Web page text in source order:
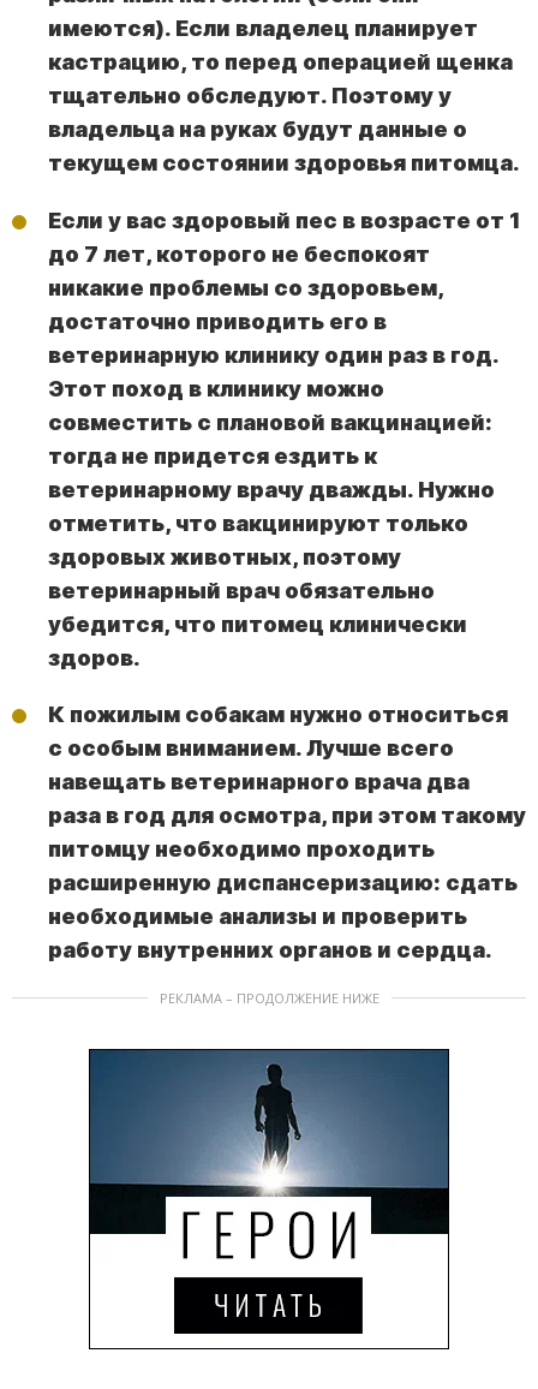
имеются). Если владелец планирует
кастрацию, то перед операцией щенка
тщательно обследуют. Поэтому у
владельца на руках будут данные о
текущем состоянии здоровья питомца.
Если у вас здоровый пес в возрасте от 1
до 7 лет, которого не беспокоят
никакие проблемы со здоровьем,
достаточно приводить его в
ветеринарную клинику один раз в год.
Этот поход в клинику можно
совместить с плановой вакцинацией:
тогда не придется ездить к
ветеринарному врачу дважды. Нужно
отметить, что вакцинируют только
здоровых животных, поэтому
ветеринарный врач обязательно
убедится, что питомец клинически
здоров.
К пожилым собакам нужно относиться
с особым вниманием. Лучше всего
навещать ветеринарного врача два
раза в год для осмотра, при этом такому
питомцу необходимо проходить
расширенную диспансеризацию: сдать
необходимые анализы и проверить
работу внутренних органов и сердца.
РЕКЛАМА – ПРОДОЛЖЕНИЕ НИЖЕ